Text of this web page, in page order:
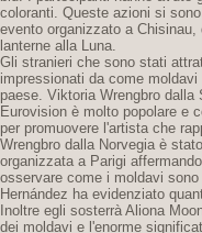
coloranti. Queste azioni si
evento organizzato a
lanterne alla Luna.
Gli stranieri che sono stati
impressionati da come
paese. Viktoria Wrengbro
Eurovision è molto popolare e
per promuovere l'artista che
Wrengbro dalla Norvegia è
organizzata a Parigi
osservare come i moldavi
Hernández ha evidenziato
Inoltre egli sosterrà Aliona
dei moldavi e l'enorme